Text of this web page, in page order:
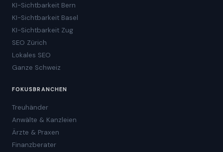
KI-Sichtbarkeit Bern
KI-Sichtbarkeit Basel
KI-Sichtbarkeit Zug
SEO Zürich
Lokales SEO
Ganze Schweiz
FOKUSBRANCHEN
Treuhänder
Anwälte & Kanzleien
Ärzte & Praxen
Finanzberater